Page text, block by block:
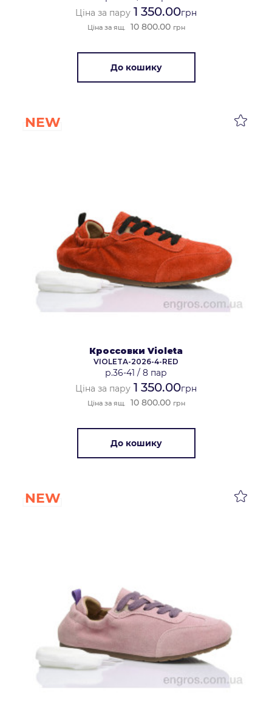
Ціна за пару 1 350.00грн
Ціна за ящ. 10 800.00 грн
До кошику
NEW
Кроссовки Violeta
VIOLETA-2026-4-RED
р.36-41 / 8 пар
Ціна за пару 1 350.00грн
Ціна за ящ. 10 800.00 грн
До кошику
NEW